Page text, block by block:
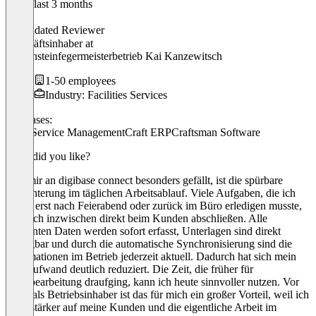
In the last 3 months
Validated Reviewer
Geschäftsinhaberat
Schornsteinfegermeisterbetrieb Kai Kanzewitsch
1-50 employees
Industry: Facilities Services
Use cases:
Field Service ManagementCraft ERPCraftsman Software
What did you like?
Was mir an digibase connect besonders gefällt, ist die spürbare
Erleichterung im täglichen Arbeitsablauf. Viele Aufgaben, die ich
früher erst nach Feierabend oder zurück im Büro erledigen musste,
kann ich inzwischen direkt beim Kunden abschließen. Alle
relevanten Daten werden sofort erfasst, Unterlagen sind direkt
verfügbar und durch die automatische Synchronisierung sind die
Informationen im Betrieb jederzeit aktuell. Dadurch hat sich mein
Büroaufwand deutlich reduziert. Die Zeit, die früher für
Nachbearbeitung draufging, kann ich heute sinnvoller nutzen. Vor
allem als Betriebsinhaber ist das für mich ein großer Vorteil, weil ich
mich stärker auf meine Kunden und die eigentliche Arbeit im